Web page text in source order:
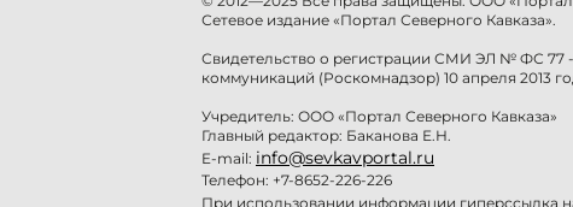
Сетевое издание «Портал Северного Кавказа».
Свидетельство о регистрации СМИ ЭЛ № ФС 77
коммуникаций (Роскомнадзор) 10 апреля 2013
Учредитель: ООО «Портал Северного Кавказа»
Главный редактор: Баканова Е.Н.
E-mail: info@sevkavportal.ru
Телефон: +7-8652-226-226
При использовании информации гиперссылка